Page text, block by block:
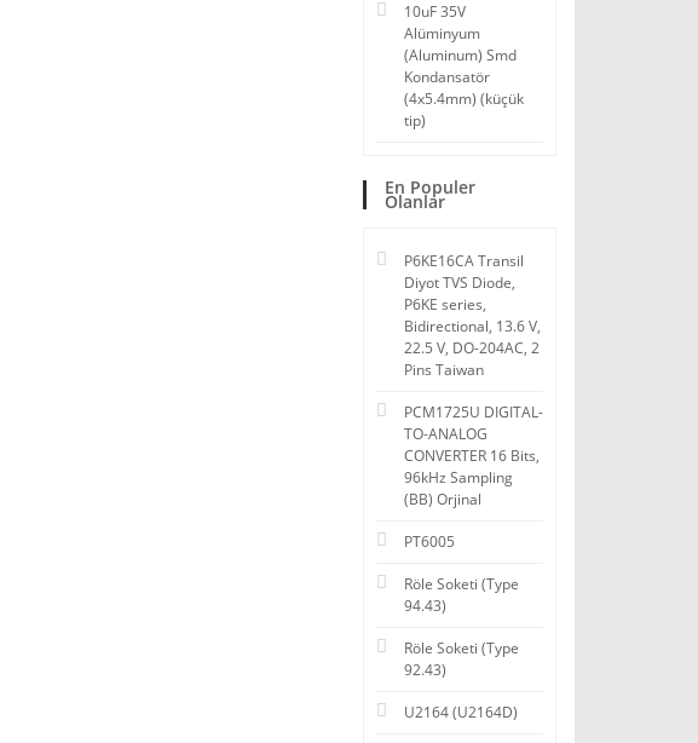
10uF 35V
Alüminyum
(Aluminum) Smd
Kondansatör
(4x5.4mm) (küçük
tip)
En Populer
Olanlar
P6KE16CA Transil
Diyot TVS Diode,
P6KE series,
Bidirectional, 13.6 V,
22.5 V, DO-204AC, 2
Pins Taiwan
PCM1725U DIGITAL-
TO-ANALOG
CONVERTER 16 Bits,
96kHz Sampling
(BB) Orjinal
PT6005
Röle Soketi (Type
94.43)
Röle Soketi (Type
92.43)
U2164 (U2164D)